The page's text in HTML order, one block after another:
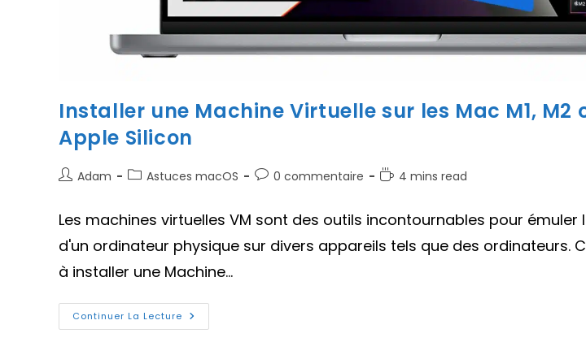
Installer une Machine Virtuelle sur les Mac M1, M2
Apple Silicon
Auteur/autrice
publication :
Adam
PostAstuces macOS
Commentaires
publication :
0 commentaire
Temps4 mins read
Les machines virtuelles VM sont des outils incontournables pour
d'un ordinateur physique sur divers appareils tels que des ordinateurs.
à installer une Machine…
Continuer La Lecture Installer
Une